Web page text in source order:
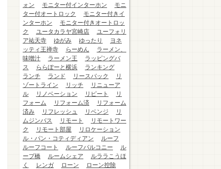
ォン
モニター付インターホン
モニ
ター付オートロック
モニター付きイ
ンターホン
モニター付きオートロッ
ク
ユータカラヤ宮崎店
ユーフォリ
ア祐天寺
ゆがみ ゆったり
ヨネ
ッティ王禅寺
らーめん
ラーメン、
味噌汁
ラーメン王
ラッピングバ
ス
ららぽーと横浜
ランキング
ランチ
ランド リースバック
リ
ゾートライン
リッチ
リニューア
ル
リノベーション リピート
リ
フォーム
リフォーム済
リフォーム
済み
リフレッシュ リベンジ
リ
ムジンバス
リモート
リモートワー
ク
リモート部屋
リロケーション
ル・パン・コティディアン
ルーフ
ルーフコート
ルーフバルコニー
ル
ープ橋
ルームシェア
ルララこうほ
く
レンガ ローン
ローン控除